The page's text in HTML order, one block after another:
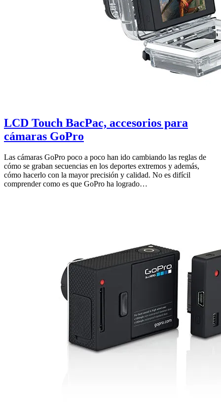
LCD Touch BacPac, accesorios para
cámaras GoPro
Las cámaras GoPro poco a poco han ido cambiando las reglas de
cómo se graban secuencias en los deportes extremos y además,
cómo hacerlo con la mayor precisión y calidad. No es difícil
comprender como es que GoPro ha logrado…